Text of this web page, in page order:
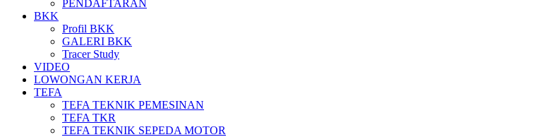
PENDAFTARAN
BKK
Profil BKK
GALERI BKK
Tracer Study
VIDEO
LOWONGAN KERJA
TEFA
TEFA TEKNIK PEMESINAN
TEFA TKR
TEFA TEKNIK SEPEDA MOTOR